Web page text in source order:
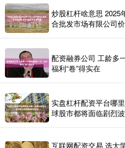
炒股杠杆啥意思 2025
合批发市场有限公司
配资融券公司 工龄多
福利“卷”得实在
实盘杠杆配资平台哪
球股市都将面临剧烈
互联网配资交易 选大